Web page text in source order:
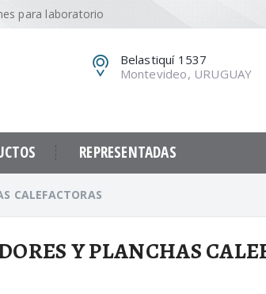
para laboratorio
Belastiquí 1537
Montevideo, URUGUAY
REPRESENTADAS
CALEFACTORAS
Y PLANCHAS